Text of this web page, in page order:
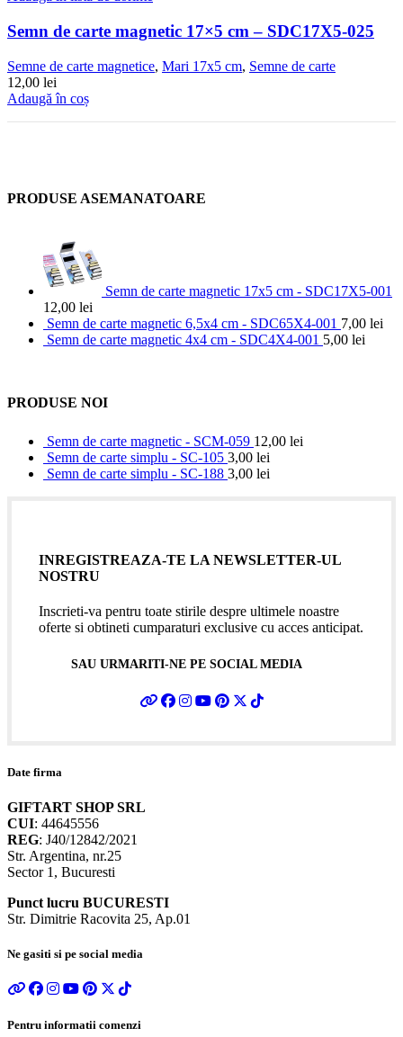
Semn de carte magnetic 17×5 cm – SDC17X5-025
Semne de carte magnetice, Mari 17x5 cm, Semne de carte
12,00 lei
Adaugă în coș
PRODUSE ASEMANATOARE
Semn de carte magnetic 17x5 cm - SDC17X5-001
12,00 lei
Semn de carte magnetic 6,5x4 cm - SDC65X4-001 7,00 lei
Semn de carte magnetic 4x4 cm - SDC4X4-001 5,00 lei
PRODUSE NOI
Semn de carte magnetic - SCM-059 12,00 lei
Semn de carte simplu - SC-105 3,00 lei
Semn de carte simplu - SC-188 3,00 lei
INREGISTREAZA-TE LA NEWSLETTER-UL
NOSTRU
Inscrieti-va pentru toate stirile despre ultimele noastre
oferte si obtineti cumparaturi exclusive cu acces anticipat.
SAU URMARITI-NE PE SOCIAL MEDIA
Date firma
GIFTART SHOP SRL
CUI: 44645556
REG: J40/12842/2021
Str. Argentina, nr.25
Sector 1, Bucuresti
Punct lucru BUCURESTI
Str. Dimitrie Racovita 25, Ap.01
Ne gasiti si pe social media
Pentru informatii comenzi